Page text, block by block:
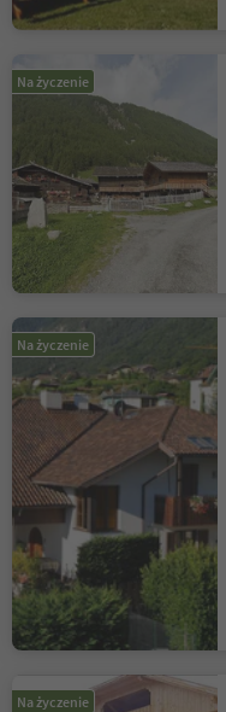
Na życzenie
Na życzenie
Na życzenie